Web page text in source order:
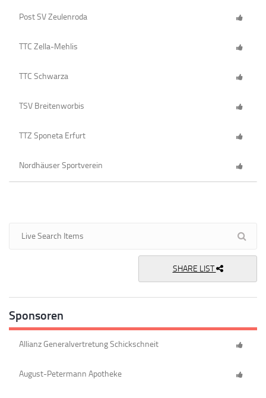
Post SV Zeulenroda
TTC Zella-Mehlis
TTC Schwarza
TSV Breitenworbis
TTZ Sponeta Erfurt
Nordhäuser Sportverein
SHARE LIST
Sponsoren
Allianz Generalvertretung Schickschneit
August-Petermann Apotheke